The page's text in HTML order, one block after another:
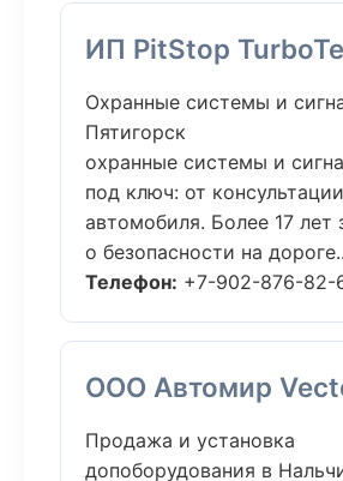
ИП PitStop
Охранные системы и
Пятигорск
охранные системы и
под ключ: от
автомобиля. Более 17 лет
о безопасности на
Телефон: +7-902-876-82-
ООО Автомир
Продажа и установка
допоборудования в